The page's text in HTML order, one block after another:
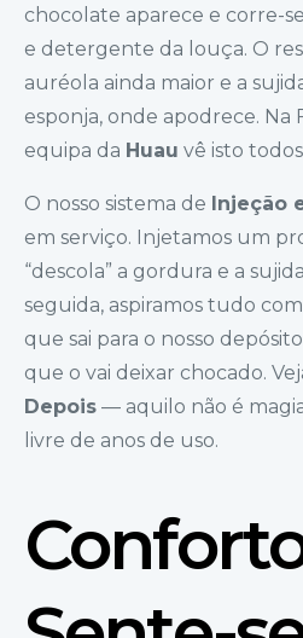
chocolate aparece e corre-
e detergente da louça. O
auréola ainda maior e a
esponja, onde apodrece. Na
equipa da Huau vê isto todos
O nosso sistema de Injeção
em serviço. Injetamos um
“descola” a gordura e a
seguida, aspiramos tudo
que sai para o nosso
que o vai deixar chocado.
Depois — aquilo não é
livre de anos de uso.